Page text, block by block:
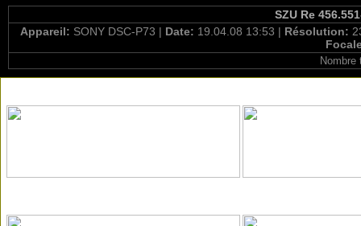
SZU Re
Appareil: SONY DSC-P73 | Date: 19.04.08 13:53 | Résolution: